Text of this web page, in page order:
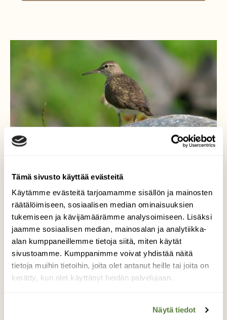
Tämä sivusto käyttää evästeitä
Käytämme evästeitä tarjoamamme sisällön ja mainosten
räätälöimiseen, sosiaalisen median ominaisuuksien
tukemiseen ja kävijämäärämme analysoimiseen. Lisäksi
jaamme sosiaalisen median, mainosalan ja analytiikka-
alan kumppaneillemme tietoja siitä, miten käytät
sivustoamme. Kumppanimme voivat yhdistää näitä
tietoja muihin tietoihin, joita olet antanut heille tai joita on
kerätty, kun olet käyttänyt heidän palvelujaan.
Näytä tiedot
Rantasipi tähystyspaikalla
Tarkkaili ympäristöä jokitörmällä lähtien pian
lentoon kuuluvasti äännellen.
Valokuvaaja: Risto Kangassalo, Hintsa, Raisio
7.6.2025
TAKAISIN LISTAAN